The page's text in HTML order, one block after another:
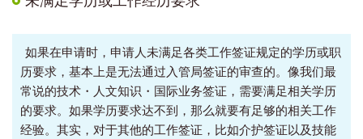
如果在申请时，申请人未满足各类工作签证规定的学历或职
历要求，基本上是无法通过入管局签证的审查的。像我们最
常说的技术・人文知识・国际业务签证，需要满足相关学历
的要求。如果学历要求达不到，那么就要有足够的相关工作
经验。其实，对于其他的工作签证，比如介护签证以及技能